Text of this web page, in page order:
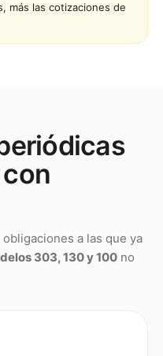
más las cotizaciones de
a las que ya
303, 130 y 100 no